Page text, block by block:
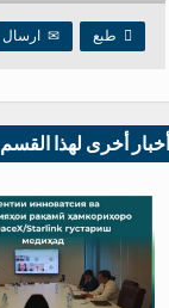
 طبع ✉ ارسال
أخبار أخرى لهذا القسم